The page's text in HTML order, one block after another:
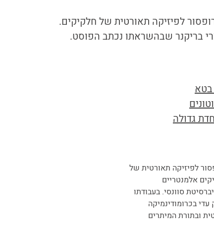
לפיזיקה תאורטית של חלקיקים.
בריקנר שבהשראתו נכתב הפוסט.
גדולה
לפיזיקה תאורטית של
אלמנטריים
סוונסי. בעבודתו
עדי בכרומודינמיקה
ובתורת המיתרים